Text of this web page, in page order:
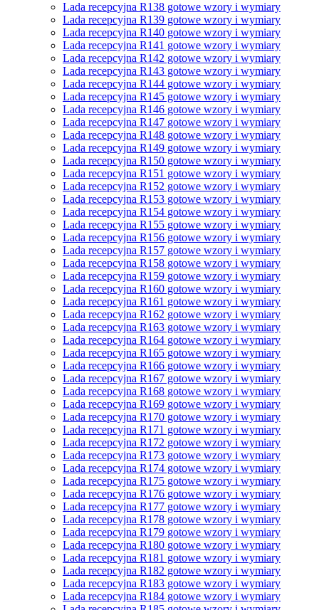
Lada recepcyjna R138 gotowe wzory i wymiary
Lada recepcyjna R139 gotowe wzory i wymiary
Lada recepcyjna R140 gotowe wzory i wymiary
Lada recepcyjna R141 gotowe wzory i wymiary
Lada recepcyjna R142 gotowe wzory i wymiary
Lada recepcyjna R143 gotowe wzory i wymiary
Lada recepcyjna R144 gotowe wzory i wymiary
Lada recepcyjna R145 gotowe wzory i wymiary
Lada recepcyjna R146 gotowe wzory i wymiary
Lada recepcyjna R147 gotowe wzory i wymiary
Lada recepcyjna R148 gotowe wzory i wymiary
Lada recepcyjna R149 gotowe wzory i wymiary
Lada recepcyjna R150 gotowe wzory i wymiary
Lada recepcyjna R151 gotowe wzory i wymiary
Lada recepcyjna R152 gotowe wzory i wymiary
Lada recepcyjna R153 gotowe wzory i wymiary
Lada recepcyjna R154 gotowe wzory i wymiary
Lada recepcyjna R155 gotowe wzory i wymiary
Lada recepcyjna R156 gotowe wzory i wymiary
Lada recepcyjna R157 gotowe wzory i wymiary
Lada recepcyjna R158 gotowe wzory i wymiary
Lada recepcyjna R159 gotowe wzory i wymiary
Lada recepcyjna R160 gotowe wzory i wymiary
Lada recepcyjna R161 gotowe wzory i wymiary
Lada recepcyjna R162 gotowe wzory i wymiary
Lada recepcyjna R163 gotowe wzory i wymiary
Lada recepcyjna R164 gotowe wzory i wymiary
Lada recepcyjna R165 gotowe wzory i wymiary
Lada recepcyjna R166 gotowe wzory i wymiary
Lada recepcyjna R167 gotowe wzory i wymiary
Lada recepcyjna R168 gotowe wzory i wymiary
Lada recepcyjna R169 gotowe wzory i wymiary
Lada recepcyjna R170 gotowe wzory i wymiary
Lada recepcyjna R171 gotowe wzory i wymiary
Lada recepcyjna R172 gotowe wzory i wymiary
Lada recepcyjna R173 gotowe wzory i wymiary
Lada recepcyjna R174 gotowe wzory i wymiary
Lada recepcyjna R175 gotowe wzory i wymiary
Lada recepcyjna R176 gotowe wzory i wymiary
Lada recepcyjna R177 gotowe wzory i wymiary
Lada recepcyjna R178 gotowe wzory i wymiary
Lada recepcyjna R179 gotowe wzory i wymiary
Lada recepcyjna R180 gotowe wzory i wymiary
Lada recepcyjna R181 gotowe wzory i wymiary
Lada recepcyjna R182 gotowe wzory i wymiary
Lada recepcyjna R183 gotowe wzory i wymiary
Lada recepcyjna R184 gotowe wzory i wymiary